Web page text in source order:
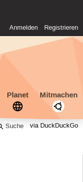
Anmelden Registrieren
Planet Mitmachen
via DuckDuckGo